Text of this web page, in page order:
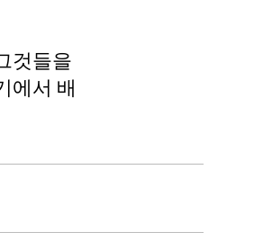
것들을
에서 배